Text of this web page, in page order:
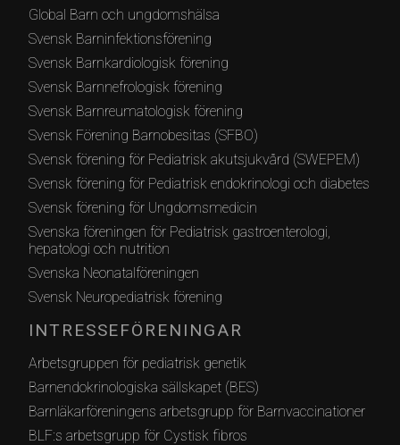
Global Barn och ungdomshälsa
Svensk Barninfektionsförening
Svensk Barnkardiologisk förening
Svensk Barnnefrologisk förening
Svensk Barnreumatologisk förening
Svensk Förening Barnobesitas (SFBO)
Svensk förening för Pediatrisk akutsjukvård (SWEPEM)
Svensk förening för Pediatrisk endokrinologi och diabetes
Svensk förening för Ungdomsmedicin
Svenska föreningen för Pediatrisk gastroenterologi,
hepatologi och nutrition
Svenska Neonatalföreningen
Svensk Neuropediatrisk förening
INTRESSEFÖRENINGAR
Arbetsgruppen för pediatrisk genetik
Barnendokrinologiska sällskapet (BES)
Barnläkarföreningens arbetsgrupp för Barnvaccinationer
BLF:s arbetsgrupp för Cystisk fibros